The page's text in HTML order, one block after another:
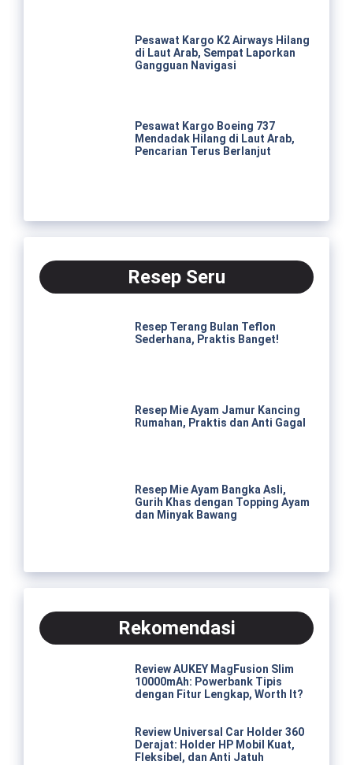
Pesawat Kargo K2 Airways Hilang
di Laut Arab, Sempat Laporkan
Gangguan Navigasi
Pesawat Kargo Boeing 737
Mendadak Hilang di Laut Arab,
Pencarian Terus Berlanjut
Resep Seru
Resep Terang Bulan Teflon
Sederhana, Praktis Banget!
Resep Mie Ayam Jamur Kancing
Rumahan, Praktis dan Anti Gagal
Resep Mie Ayam Bangka Asli,
Gurih Khas dengan Topping Ayam
dan Minyak Bawang
Rekomendasi
Review AUKEY MagFusion Slim
10000mAh: Powerbank Tipis
dengan Fitur Lengkap, Worth It?
Review Universal Car Holder 360
Derajat: Holder HP Mobil Kuat,
Fleksibel, dan Anti Jatuh